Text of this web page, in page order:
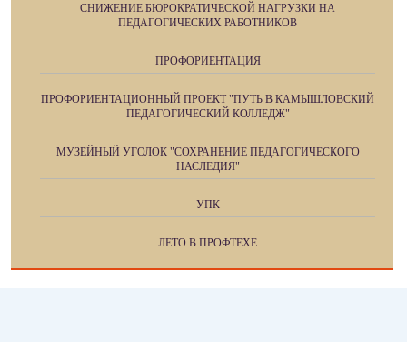
СНИЖЕНИЕ БЮРОКРАТИЧЕСКОЙ НАГРУЗКИ НА
ПЕДАГОГИЧЕСКИХ РАБОТНИКОВ
ПРОФОРИЕНТАЦИЯ
ПРОФОРИЕНТАЦИОННЫЙ ПРОЕКТ "ПУТЬ В КАМЫШЛОВСКИЙ
ПЕДАГОГИЧЕСКИЙ КОЛЛЕДЖ"
МУЗЕЙНЫЙ УГОЛОК "СОХРАНЕНИЕ ПЕДАГОГИЧЕСКОГО
НАСЛЕДИЯ"
УПК
ЛЕТО В ПРОФТЕХЕ